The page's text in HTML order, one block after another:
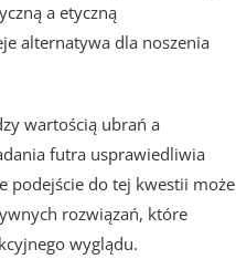
a etyczną
alternatywa dla noszenia
wartością ubrań a
futra usprawiedliwia
podejście do tej kwestii może
rozwiązań, które
wyglądu.